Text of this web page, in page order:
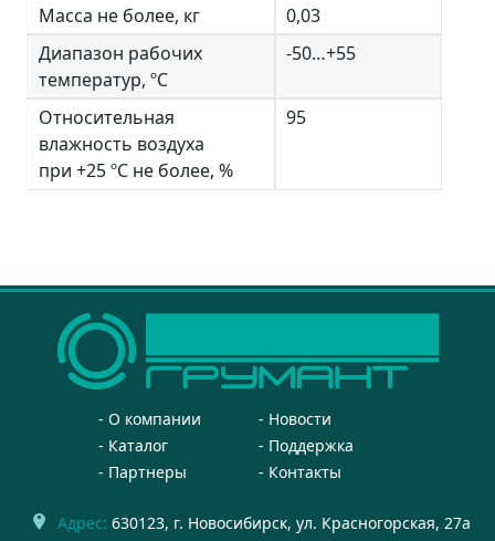
Масса не более, кг
0,03
Диапазон рабочих
температур, ºС
-50…+55
Относительная
влажность воздуха
при +25 ºС не более, %
95
О компании
Новости
Каталог
Поддержка
Партнеры
Контакты
Адрес: 630123, г. Новосибирск, ул. Красногорская, 27а